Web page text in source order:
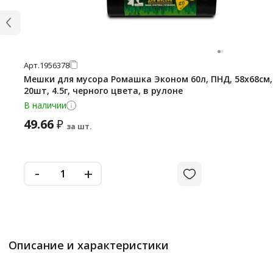
Арт.1956378
Мешки для мусора Ромашка Эконом 60л, ПНД,
20шт, 4.5г, черного цвета, в рулоне
В наличии
49.66₽ за шт.
- +
Описание и характеристики